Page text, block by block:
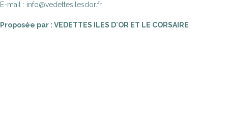
E-mail : info@vedettesilesdor.fr
Proposée par : VEDETTES ILES D'OR ET LE CORSAIRE